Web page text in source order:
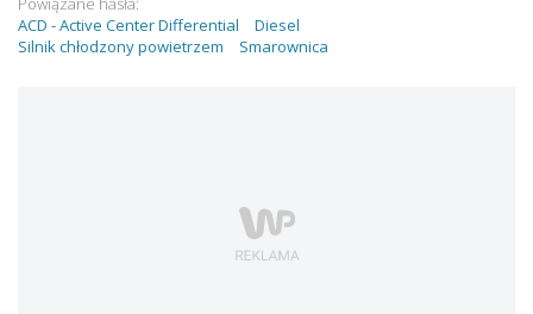
ACD - Active Center Differential
Diesel
Silnik chłodzony powietrzem
Smarownica